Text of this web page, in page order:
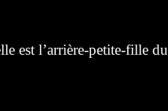
est l’arrière-petite-fille du